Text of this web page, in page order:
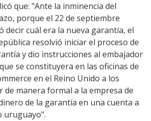
que: "Ante la inminencia del
porque el 22 de septiembre
decir cuál era la nueva garantía, el
resolvió iniciar el proceso de
y dio instrucciones al embajador
se constituyera en las oficinas de
en el Reino Unido a los
de manera formal a la empresa de
de la garantía en una cuenta a
uruguayo".